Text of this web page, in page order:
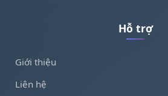
Hỗ trợ
Giới thiệu
Liên hệ